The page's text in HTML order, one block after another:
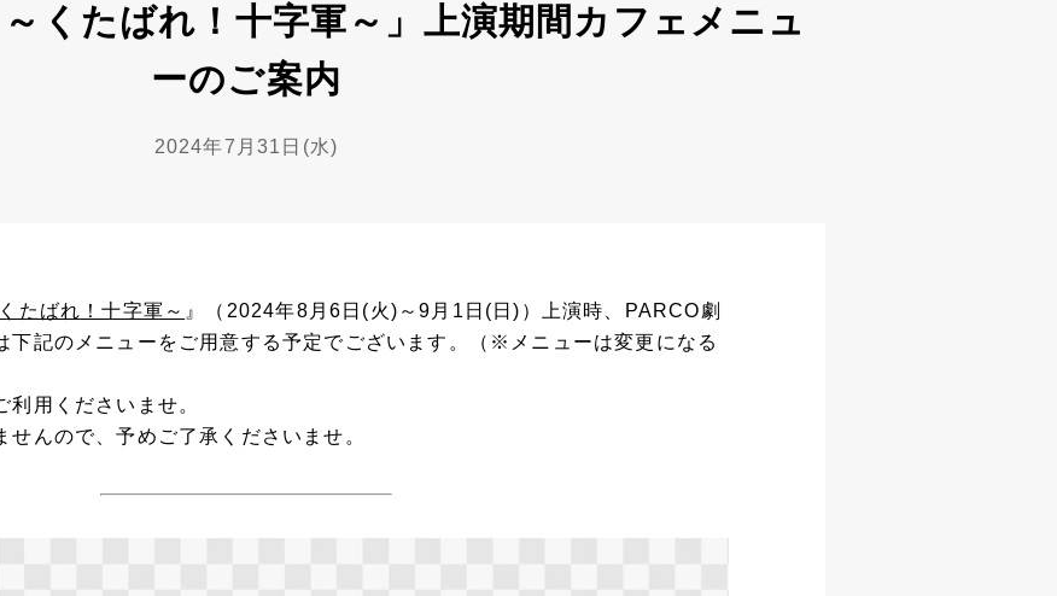
～くたばれ！十字軍～」上演期間カフェメニュ
ーのご案内
2024年7月31日(水)
たばれ！十字軍～ 』（2024年8月6日(火)～9月1日(日)）上演時、PARCO劇
下記のメニューをご用意する予定でございます。（※メニューは変更になる
用くださいませ。
せんので、予めご了承くださいませ。